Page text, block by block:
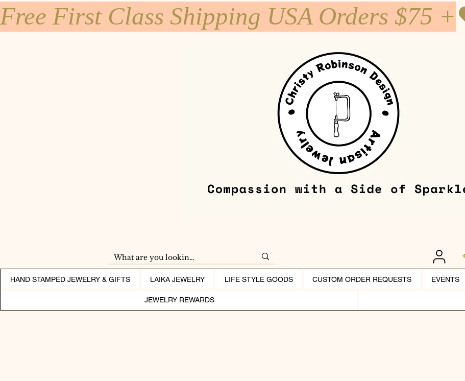
Free First Class Shipping USA Orders $75 +
HAND STAMPED JEWELRY & GIFTS LAIKA JEWELRY LIFE STYLE GOODS CUSTOM ORDER REQUESTS EVENTS
JEWELRY REWARDS